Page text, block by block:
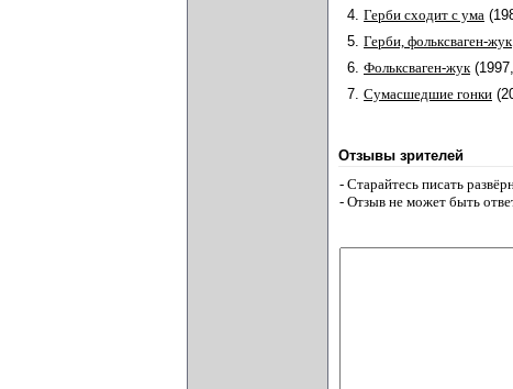
4. Герби сходит с ума
5. Герби, фольксваген-жук
6. Фольксваген-жук
7. Сумасшедшие гонки
Отзывы зрителей
- Старайтесь писать
- Отзыв не может быть